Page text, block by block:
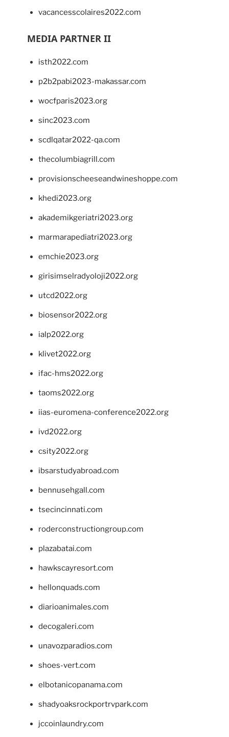
vacancesscolaires2022.com
MEDIA PARTNER II
isth2022.com
p2b2pabi2023-makassar.com
wocfparis2023.org
sinc2023.com
scdlqatar2022-qa.com
thecolumbiagrill.com
provisionscheeseandwineshoppe.com
khedi2023.org
akademikgeriatri2023.org
marmarapediatri2023.org
emchie2023.org
girisimselradyoloji2022.org
utcd2022.org
biosensor2022.org
ialp2022.org
klivet2022.org
ifac-hms2022.org
taoms2022.org
iias-euromena-conference2022.org
ivd2022.org
csity2022.org
ibsarstudyabroad.com
bennusehgall.com
tsecincinnati.com
roderconstructiongroup.com
plazabatai.com
hawkscayresort.com
hellonquads.com
diarioanimales.com
decogaleri.com
unavozparadios.com
shoes-vert.com
elbotanicopanama.com
shadyoaksrockportrvpark.com
jccoinlaundry.com